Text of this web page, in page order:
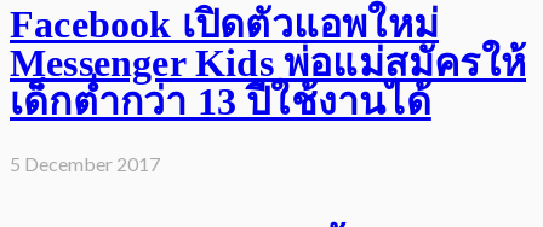
Facebook เปิดตัวแอพใหม่
Messenger Kids พ่อแม่สมัครให้
เด็กต่ำกว่า 13 ปีใช้งานได้
5 December 2017